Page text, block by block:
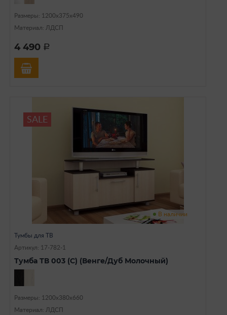
Размеры: 1200х375х490
Материал: ЛДСП
4 490 a
SALE
В наличии
Тумбы для ТВ
Артикул: 17-782-1
Тумба ТВ 003 (С) (Венге/Дуб Молочный)
Размеры: 1200х380х660
Материал: ЛДСП